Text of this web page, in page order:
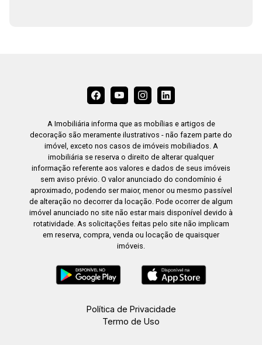
teto, metais em alto padrão dourados, ducha
higieniza, espelhos, box em alumínio preto com
vidro blindex fumê, bancadas em granito
amêndoa, porta de acesso interno em madeira
de imbuia envernizadas. Na suíte master, além
dos acabamentos descritos, encontramos uma
linda banheira de hidromassagem na cor
chumbo com granito Preto São Gabriel. Quartos
interligados por uma área de luz com porta
balcão em alumínio preto. Suíte master com 1
sacada com vista panorâmica, guarda corpo em
alumínio e vidro blindex. o prédio conta em toda
projetado para instalação de um elevador
privativo (caso necessário) com acesso do
piso. estrutura de vigas e lajes em concreto
A Imobiliária informa que as mobílias e artigos de
decoração são meramente ilustrativos - não fazem parte do
imóvel, exceto nos casos de imóveis mobiliados. A
imobiliária se reserva o direito de alterar qualquer
informação referente aos valores e dados de seus imóveis
sem aviso prévio. O valor anunciado do condomínio é
aproximado, podendo ser maior, menor ou mesmo passível
de alteração no decorrer da locação. Pode ocorrer de algum
imóvel anunciado no site não estar mais disponível devido à
rotatividade. As solicitações feitas pelo site não implicam
em reserva, compra, venda ou locação de quaisquer
imóveis.
Política de Privacidade
Termo de Uso